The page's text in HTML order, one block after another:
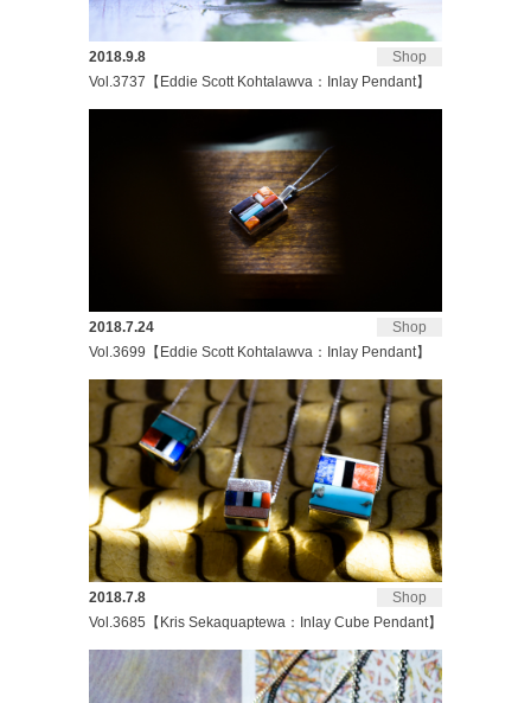
Shop
2018.9.8
Vol.3737【Eddie Scott Kohtalawva：Inlay Pendant】
Shop
2018.7.24
Vol.3699【Eddie Scott Kohtalawva：Inlay Pendant】
Shop
2018.7.8
Vol.3685【Kris Sekaquaptewa：Inlay Cube Pendant】